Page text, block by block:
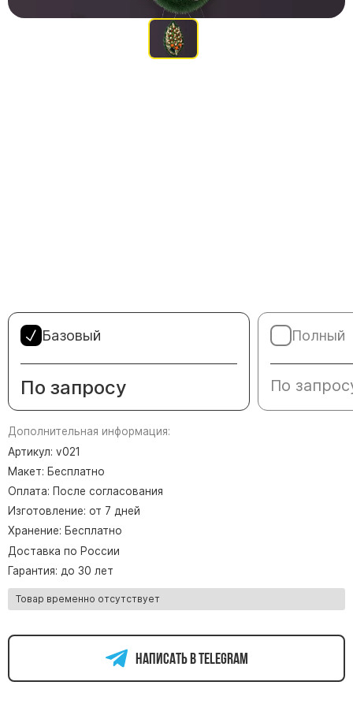
Детские памятники
Памятники Мусульманские
Памятники Армянские
Памятники комбинированные
Памятники красно-черные
Памятники коричневые
Памятники из Дымовского гранита
Памятники из гранита Возрождение
Памятники из гранита Гранатовый Амфиболит
Памятники из гранита Сюскюянсаари
Памятники из гранита Балтик Грин
Памятники из гранита Лезниковский
Памятники из гранита Мансуровский
Базовый
По запросу
Полный
По
Дополнительная информация:
Артикул: v021
Макет: Бесплатно
Оплата: После согласования
Изготовление: от 7 дней
Хранение: Бесплатно
Доставка по России
Гарантия: до 30 лет
Товар временно отсутствует
Написать в telegram